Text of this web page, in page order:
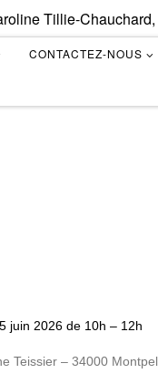
Tillie-
CONTACTEZ-NOUS
juin 2026 de 10h – 12h
Teissier – 34000